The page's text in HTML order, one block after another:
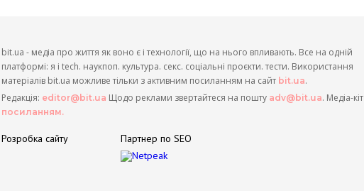
bit.ua - медіа про життя як воно є і технології, що на нього впливають. Все на одній
платформі: я і tech. наукпоп. культура. секс. соціальні проєкти. тести. Використання
матеріалів bit.ua можливе тільки з активним посиланням на сайт bit.ua.
Редакція: editor@bit.ua Щодо реклами звертайтеся на пошту adv@bit.ua. Медіа-кіт
посиланням.
Розробка сайту Партнер по SEO